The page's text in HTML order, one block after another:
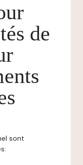
de
sont